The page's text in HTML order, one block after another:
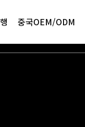
중국OEM/ODM